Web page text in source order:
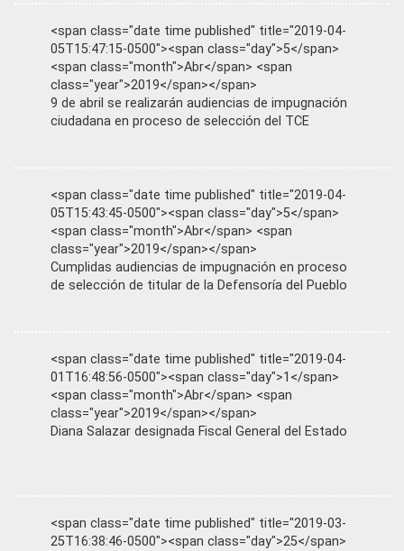
<span class="date time published" title="2019-04-
05T15:47:15-0500"><span class="day">5</span>
<span class="month">Abr</span> <span
class="year">2019</span></span>
9 de abril se realizarán audiencias de impugnación
ciudadana en proceso de selección del TCE
<span class="date time published" title="2019-04-
05T15:43:45-0500"><span class="day">5</span>
<span class="month">Abr</span> <span
class="year">2019</span></span>
Cumplidas audiencias de impugnación en proceso
de selección de titular de la Defensoría del Pueblo
<span class="date time published" title="2019-04-
01T16:48:56-0500"><span class="day">1</span>
<span class="month">Abr</span> <span
class="year">2019</span></span>
Diana Salazar designada Fiscal General del Estado
<span class="date time published" title="2019-03-
25T16:38:46-0500"><span class="day">25</span>